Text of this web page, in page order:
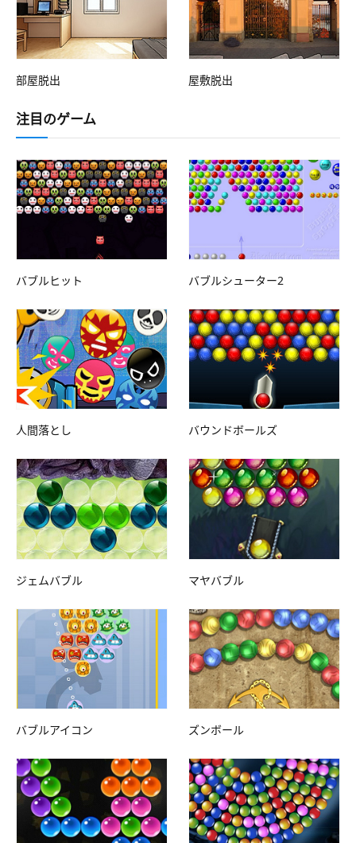
部屋脱出 屋敷脱出
注目のゲーム
バブルヒット バブルシューター2
人間落とし バウンドボールズ
ジェムバブル マヤバブル
バブルアイコン ズンボール